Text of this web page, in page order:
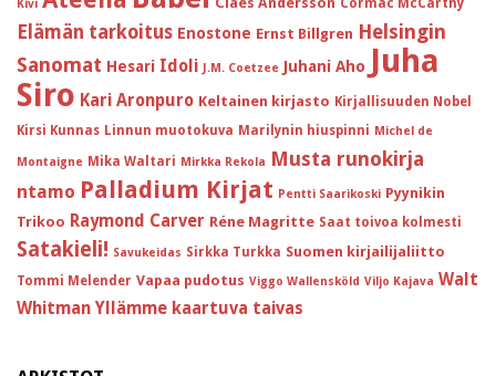
Kivi
Elämän tarkoitus Enostone Ernst Billgren Helsingin
Sanomat Hesari Idoli J.M. Coetzee Juhani Aho Juha
Siro Kari Aronpuro Keltainen kirjasto Kirjallisuuden Nobel
Kirsi Kunnas Linnun muotokuva Marilynin hiuspinni Michel de
Montaigne Mika Waltari Mirkka Rekola Musta runokirja
ntamo Palladium Kirjat Pentti Saarikoski Pyynikin
Trikoo Raymond Carver Réne Magritte Saat toivoa kolmesti
Satakieli! Savukeidas Sirkka Turkka Suomen kirjailijaliitto
Tommi Melender Vapaa pudotus Viggo Wallensköld Viljo Kajava Walt
Whitman Yllämme kaartuva taivas